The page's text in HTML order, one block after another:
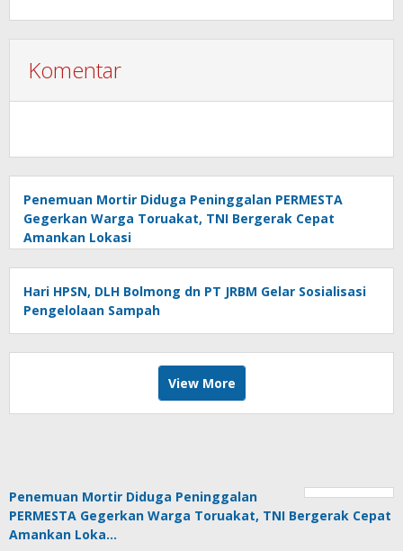
Komentar
Penemuan Mortir Diduga Peninggalan PERMESTA
Gegerkan Warga Toruakat, TNI Bergerak Cepat
Amankan Lokasi
Hari HPSN, DLH Bolmong dn PT JRBM Gelar Sosialisasi
Pengelolaan Sampah
View More
Penemuan Mortir Diduga Peninggalan
PERMESTA Gegerkan Warga Toruakat, TNI Bergerak Cepat
Amankan Loka…